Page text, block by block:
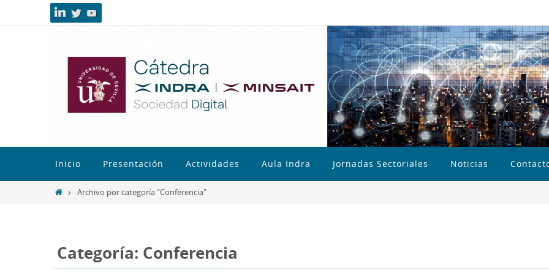
Inicio Presentación Actividades Aula Indra Jornadas Sectoriales Noticias
Archivo por categoría "Conferencia"
Categoría: Conferencia